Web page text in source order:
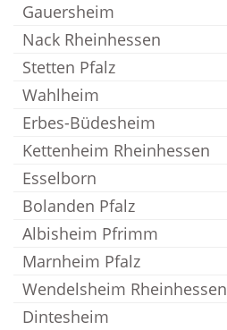
Gauersheim
Nack Rheinhessen
Stetten Pfalz
Wahlheim
Erbes-Büdesheim
Kettenheim Rheinhessen
Esselborn
Bolanden Pfalz
Albisheim Pfrimm
Marnheim Pfalz
Wendelsheim Rheinhessen
Dintesheim